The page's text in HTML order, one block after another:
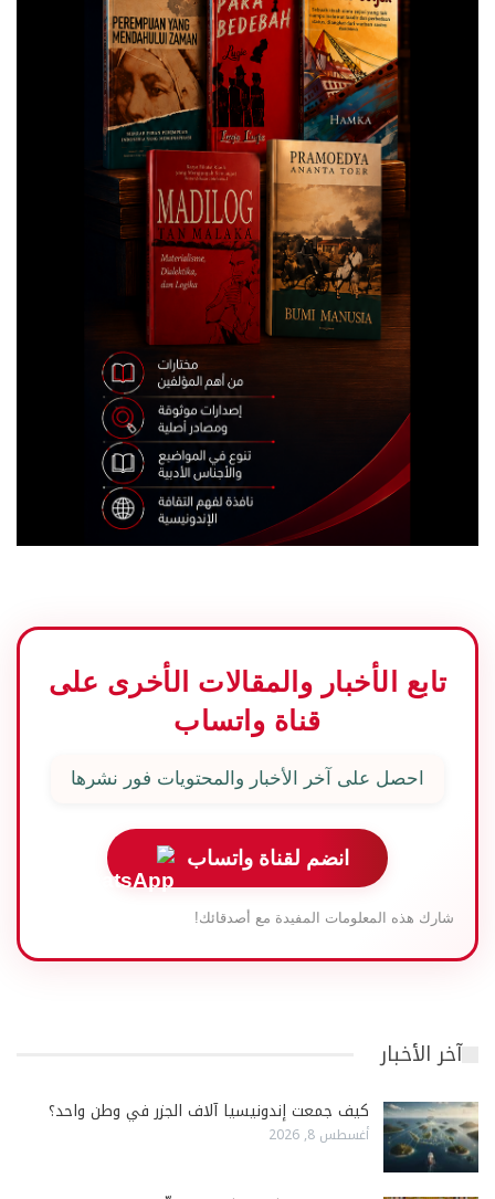
تابع الأخبار والمقالات الأخرى على
قناة واتساب
احصل على آخر الأخبار والمحتويات فور نشرها
انضم لقناة واتساب
شارك هذه المعلومات المفيدة مع أصدقائك!
آخر الأخبار
كيف جمعت إندونيسيا آلاف الجزر في وطن واحد؟
أغسطس 8, 2026